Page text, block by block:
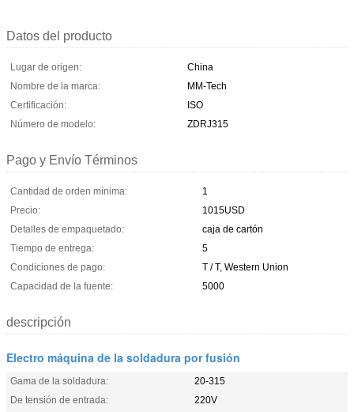
Datos del producto
Lugar de origen:
China
Nombre de la marca:
MM-Tech
Certificación:
ISO
Número de modelo:
ZDRJ315
Pago y Envío Términos
Cantidad de orden mínima:
1
Precio:
1015USD
Detalles de empaquetado:
caja de cartón
Tiempo de entrega:
5
Condiciones de pago:
T / T, Western Union
Capacidad de la fuente:
5000
descripción
Electro máquina de la soldadura por fusión
Gama de la soldadura:
20-315
De tensión de entrada:
220V